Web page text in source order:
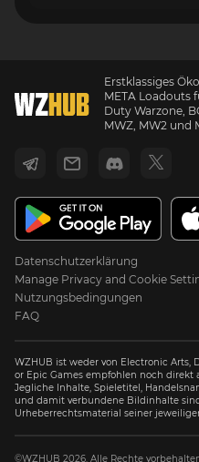
Erstklassiges
META Loadouts
Duty Warzone,
MWZ, MW2 und
Datenschutzerklärung
Manage Privacy and Cookie
Nutzungsbedingungen
FAQ
WZHUB ist weder von Electronic Arts,
or Epic Games empfohlen noch direkt
Jegliche Inhalte, Spieletitel,
und damit verbundene Bildinhalte
Urheberrechtsmaterial seiner
©WZHUB 2026. Alle Rechte